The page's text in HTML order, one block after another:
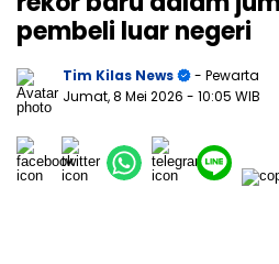
pembeli luar negeri
Tim Kilas News
- Pewarta
Jumat, 8 Mei 2026 - 10:05 WIB